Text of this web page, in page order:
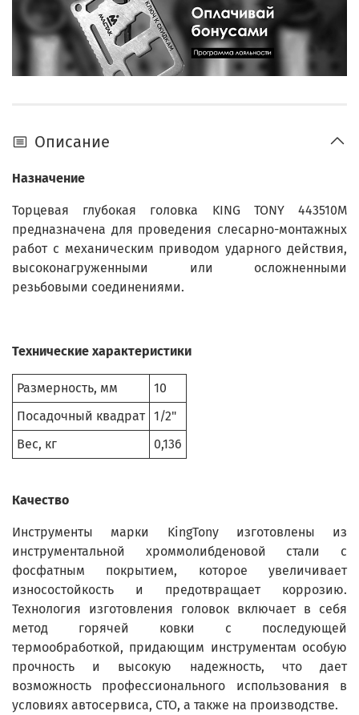
Описание
Назначение
Торцевая глубокая головка KING TONY 443510M
предназначена для проведения слесарно-монтажных
работ с механическим приводом ударного действия,
высоконагруженными или осложненными
резьбовыми соединениями.
Технические характеристики
Размерность, мм
10
Посадочный квадрат 1/2"
Вес, кг
0,136
Качество
Инструменты марки KingTony изготовлены из
инструментальной хроммолибденовой стали с
фосфатным покрытием, которое увеличивает
износостойкость и предотвращает коррозию.
Технология изготовления головок включает в себя
метод горячей ковки с последующей
термообработкой, придающим инструментам особую
прочность и высокую надежность, что дает
возможность профессионального использования в
условиях автосервиса, СТО, а также на производстве.